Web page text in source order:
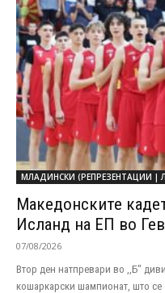
МЛАДИНСКИ (РЕПРЕЗЕНТАЦИИ |
Македонските
Исланд на ЕП во
07/08/2026
Втор ден натпревари во ,,Б"
кошаркарски шампионат, што се